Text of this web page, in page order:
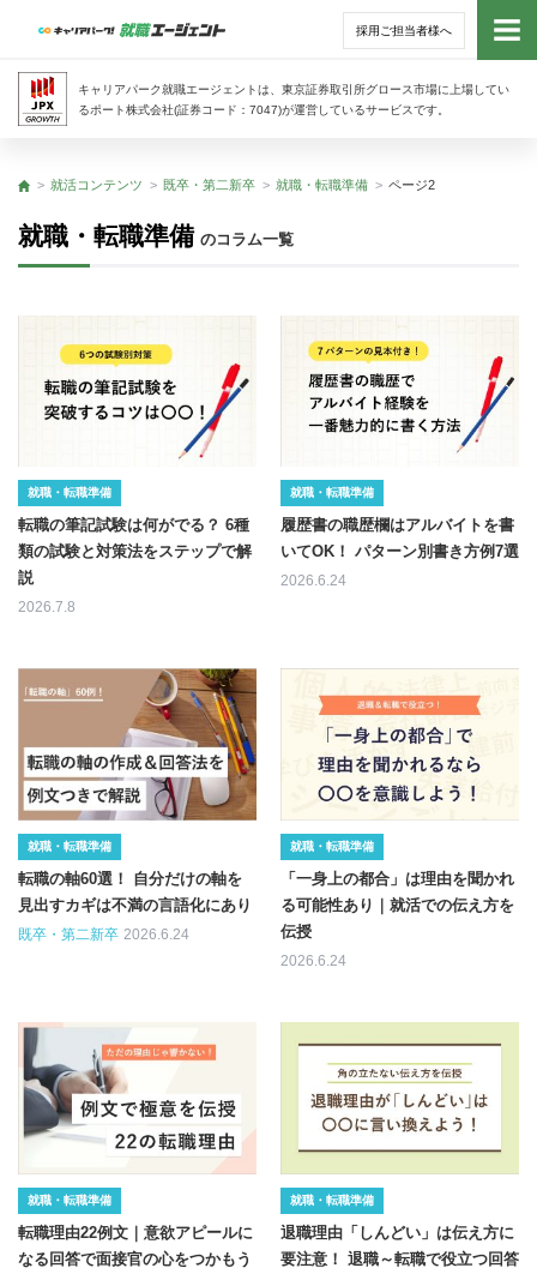
採用ご担当者様へ
キャリアパーク就職エージェントは、東京証券取引所グロース市場に上場してい
るポート株式会社(証券コード：7047)が運営しているサービスです。
トッ
経営
トップ
就活コンテンツ 既卒・第二新卒 就職・転職準備 ページ2
就職・転職準備 のコラム一覧
就職・転職準備
転職の筆記試験は何がでる？ 6種
類の試験と対策法をステップで解
説
2026.7.8
就職・転職準備
履歴書の職歴欄はアルバイトを書
いてOK！ パターン別書き方例7選
2026.6.24
就職・転職準備
転職の軸60選！ 自分だけの軸を
見出すカギは不満の言語化にあり
既卒・第二新卒 2026.6.24
就職・転職準備
「一身上の都合」は理由を聞かれ
る可能性あり｜就活での伝え方を
伝授
2026.6.24
就職・転職準備
転職理由22例文｜意欲アピールに
なる回答で面接官の心をつかもう
就職・転職準備
退職理由「しんどい」は伝え方に
要注意！ 退職～転職で役立つ回答